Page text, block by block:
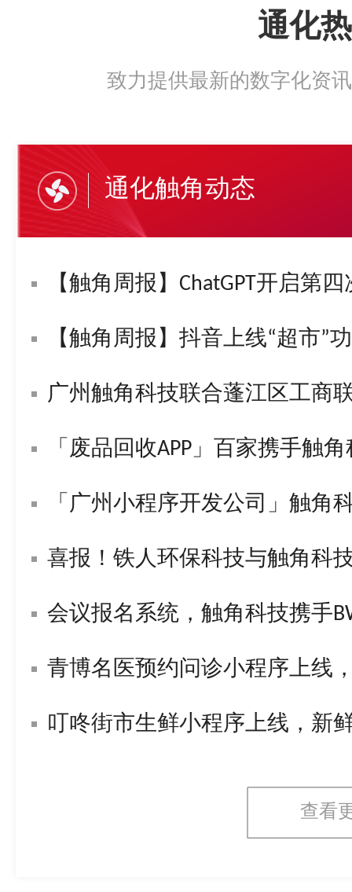
通化
致力提供最新的数字化资
通化触角动态
【触角周报】ChatGPT开启第四
【触角周报】抖音上线“超市”功能！字节复活“悟空问答”！苹
广州触角科技联合蓬江区工商
「废品回收APP」百家携手触
「广州小程序开发公司」触角
喜报！铁人环保科技与触角科技签署
会议报名系统，触角科技携手BWL
青博名医预约问诊小程序上线
叮咚街市生鲜小程序上线，新
查看